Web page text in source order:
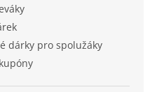
dárky pro spolužáky